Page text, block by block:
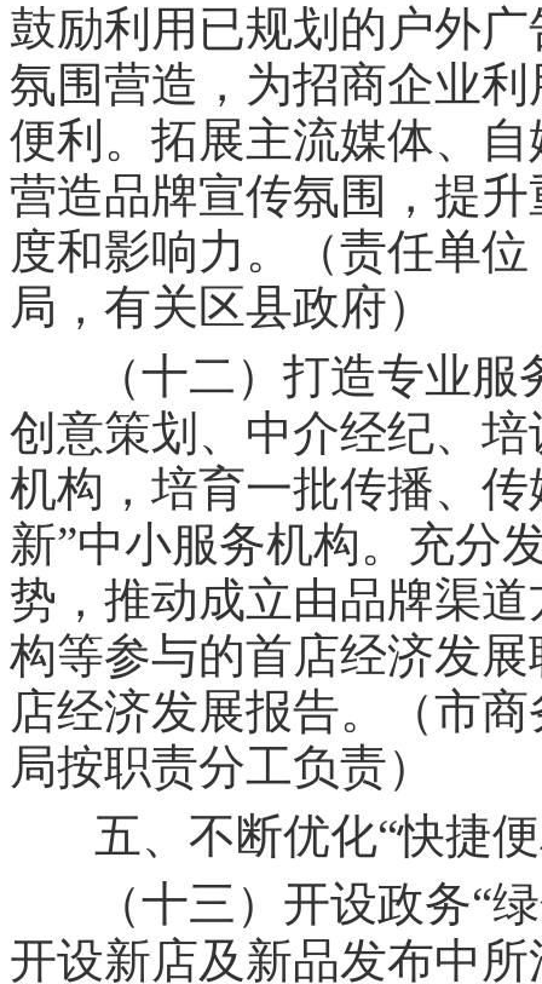
鼓励利用已规划的户外
氛围营造，为招商企业
便利。拓展主流媒体、
营造品牌宣传氛围，提
度和影响力。（责任单
局，有关区县政府）
（十二）打造专业服
创意策划、中介经纪、
机构，培育一批传播、
新”中小服务机构。充分
势，推动成立由品牌渠
构等参与的首店经济发
店经济发展报告。（市
局按职责分工负责）
五、不断优化“快捷
（十三）开设政务“
开设新店及新品发布中